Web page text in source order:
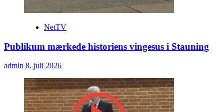
NetTV
Publikum mærkede historiens vingesus i Stauning
admin 8. juli 2026